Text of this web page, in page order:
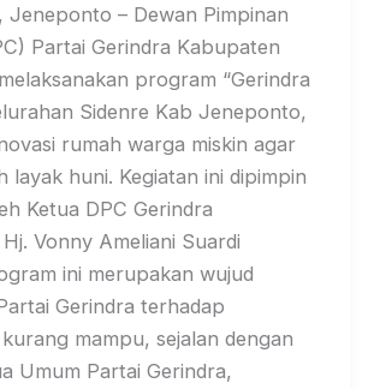
Jeneponto – Dewan Pimpinan
Partai Gerindra Kabupaten
program “Gerindra
Sidenre Kab Jeneponto,
rumah warga miskin agar
layak huni. Kegiatan ini dipimpin
Ketua DPC Gerindra
Vonny Ameliani Suardi
ini merupakan wujud
Gerindra terhadap
mampu, sejalan dengan
Umum Partai Gerindra,